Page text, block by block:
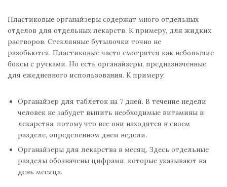
Пластиковые органайзеры содержат много отдельных
отделов для отдельных лекарств. К примеру, для жидких
растворов. Стеклянные бутылочки точно не
разобьются. Пластиковые часто смотрятся как небольшие
боксы с ручками. Но есть органайзеры, предназначенные
для ежедневного использования. К примеру:
Органайзер для таблеток на 7 дней. В течение недели
человек не забудет выпить необходимые витамины и
лекарства, потому что все они находятся в своем
разделе, определенном днем ​​недели.
Органайзеры для лекарства в месяц. Здесь отдельные
разделы обозначены цифрами, которые указывают на
день месяца.